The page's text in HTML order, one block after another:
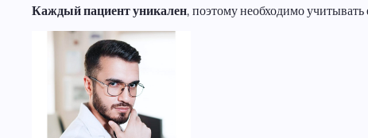
Каждый пациент уникален, поэтому необходимо